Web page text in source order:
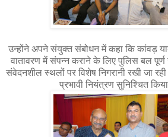
उन्होंने अपने संयुक्त संबोधन में कहा कि कांवड़
वातावरण में संपन्न कराने के लिए पुलिस बल
संवेदनशील स्थलों पर विशेष निगरानी रखी जा
प्रभावी नियंत्रण सुनिश्चित